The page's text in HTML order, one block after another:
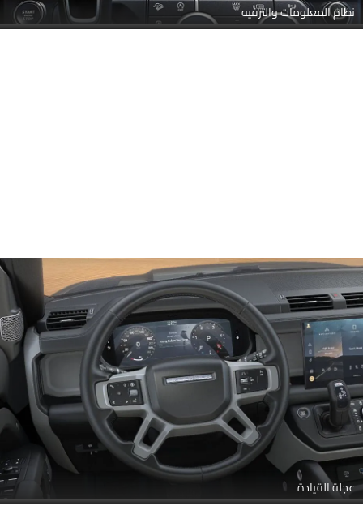
نظام المعلومات والترفيه
عجلة القيادة